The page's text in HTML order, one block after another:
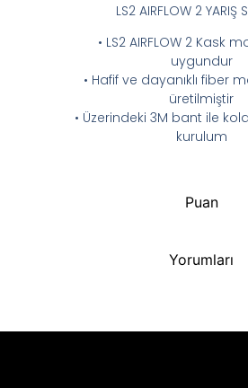
Puan
Yorumları
LS2 AIRFLOW 2 YARIŞ
• LS2 AIRFLOW 2 Kask
uygundur
• Hafif ve dayanıklı fiber
üretilmiştir
• Üzerindeki 3M bant ile
kurulum